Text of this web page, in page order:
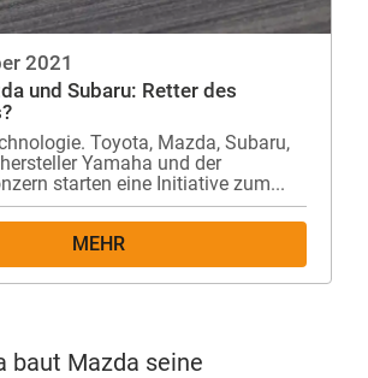
2021
und Subaru: Retter des
Toyota, Mazda, Subaru,
Yamaha und der
starten eine Initiative zum...
MEHR
baut Mazda seine